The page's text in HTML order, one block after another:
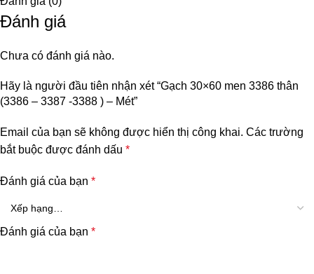
Đánh giá
Chưa có đánh giá nào.
Hãy là người đầu tiên nhận xét “Gạch 30×60 men 3386 thân
(3386 – 3387 -3388 ) – Mét”
Email của bạn sẽ không được hiển thị công khai. Các trường
bắt buộc được đánh dấu *
Đánh giá của bạn *
Đánh giá của bạn *